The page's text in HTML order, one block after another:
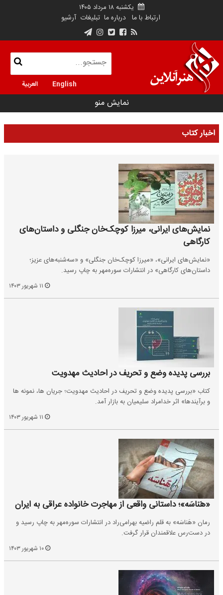
یکشنبه ۱۸ مرداد ۱۴۰۵
ارتباط با ما درباره ما تبلیغات آرشیو
English العربية
نمایش منو
اخبار کتاب
نمایش‌های ایرانی، میرزا کوچک‌خان جنگلی و داستان‌های
کارگاهی
«نمایش‌های ایرانی»، «میرزا کوچک‌خان جنگلی» و «سه‌شنبه‌های عزیز؛
داستان‌های کارگاهی» در انتشارات سوره‌مهر به چاپ رسید.
بررسی پدیده وضع و تحریف در احادیث مهدویت
کتاب «بررسی پدیده وضع و تحریف در احادیث مهدویت؛ جریان ها، نمونه ها
و برآیندها» اثر خدامراد سلیمیان به بازار آمد.
«ه‍َناسَه»؛ داستانی واقعی از مهاجرت خانواده عراقی به ایران
رمان «هَناسَه» به قلم راضیه بهرامی‌راد در انتشارات سوره‌مهر به چاپ رسید و
در دست‌رس علاقمندان قرار گرفت.